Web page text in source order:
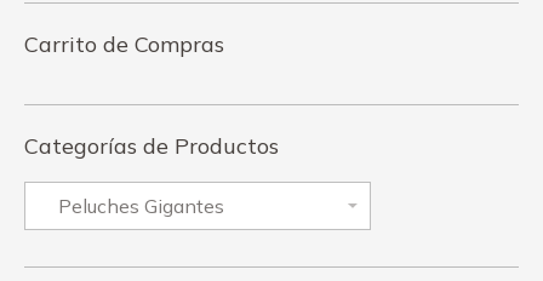
Carrito de Compras
Categorías de Productos